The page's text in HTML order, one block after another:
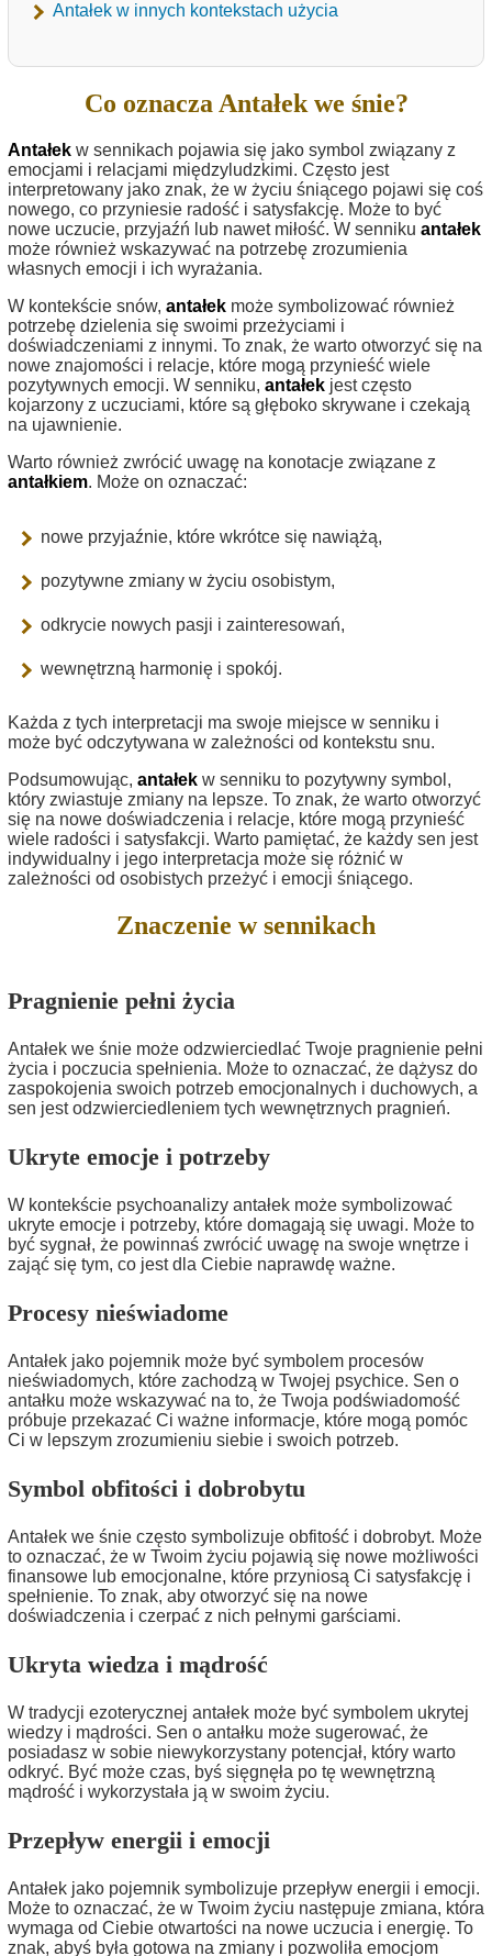
Antałek w innych kontekstach użycia
Co oznacza Antałek we śnie?
Antałek w sennikach pojawia się jako symbol związany z
emocjami i relacjami międzyludzkimi. Często jest
interpretowany jako znak, że w życiu śniącego pojawi się coś
nowego, co przyniesie radość i satysfakcję. Może to być
nowe uczucie, przyjaźń lub nawet miłość. W senniku antałek
może również wskazywać na potrzebę zrozumienia
własnych emocji i ich wyrażania.
W kontekście snów, antałek może symbolizować również
potrzebę dzielenia się swoimi przeżyciami i
doświadczeniami z innymi. To znak, że warto otworzyć się na
nowe znajomości i relacje, które mogą przynieść wiele
pozytywnych emocji. W senniku, antałek jest często
kojarzony z uczuciami, które są głęboko skrywane i czekają
na ujawnienie.
Warto również zwrócić uwagę na konotacje związane z
antałkiem. Może on oznaczać:
nowe przyjaźnie, które wkrótce się nawiążą,
pozytywne zmiany w życiu osobistym,
odkrycie nowych pasji i zainteresowań,
wewnętrzną harmonię i spokój.
Każda z tych interpretacji ma swoje miejsce w senniku i
może być odczytywana w zależności od kontekstu snu.
Podsumowując, antałek w senniku to pozytywny symbol,
który zwiastuje zmiany na lepsze. To znak, że warto otworzyć
się na nowe doświadczenia i relacje, które mogą przynieść
wiele radości i satysfakcji. Warto pamiętać, że każdy sen jest
indywidualny i jego interpretacja może się różnić w
zależności od osobistych przeżyć i emocji śniącego.
Znaczenie w sennikach
Pragnienie pełni życia
Antałek we śnie może odzwierciedlać Twoje pragnienie pełni
życia i poczucia spełnienia. Może to oznaczać, że dążysz do
zaspokojenia swoich potrzeb emocjonalnych i duchowych, a
sen jest odzwierciedleniem tych wewnętrznych pragnień.
Ukryte emocje i potrzeby
W kontekście psychoanalizy antałek może symbolizować
ukryte emocje i potrzeby, które domagają się uwagi. Może to
być sygnał, że powinnaś zwrócić uwagę na swoje wnętrze i
zająć się tym, co jest dla Ciebie naprawdę ważne.
Procesy nieświadome
Antałek jako pojemnik może być symbolem procesów
nieświadomych, które zachodzą w Twojej psychice. Sen o
antałku może wskazywać na to, że Twoja podświadomość
próbuje przekazać Ci ważne informacje, które mogą pomóc
Ci w lepszym zrozumieniu siebie i swoich potrzeb.
Symbol obfitości i dobrobytu
Antałek we śnie często symbolizuje obfitość i dobrobyt. Może
to oznaczać, że w Twoim życiu pojawią się nowe możliwości
finansowe lub emocjonalne, które przyniosą Ci satysfakcję i
spełnienie. To znak, aby otworzyć się na nowe
doświadczenia i czerpać z nich pełnymi garściami.
Ukryta wiedza i mądrość
W tradycji ezoterycznej antałek może być symbolem ukrytej
wiedzy i mądrości. Sen o antałku może sugerować, że
posiadasz w sobie niewykorzystany potencjał, który warto
odkryć. Być może czas, byś sięgnęła po tę wewnętrzną
mądrość i wykorzystała ją w swoim życiu.
Przepływ energii i emocji
Antałek jako pojemnik symbolizuje przepływ energii i emocji.
Może to oznaczać, że w Twoim życiu następuje zmiana, która
wymaga od Ciebie otwartości na nowe uczucia i energię. To
znak, abyś była gotowa na zmiany i pozwoliła emocjom